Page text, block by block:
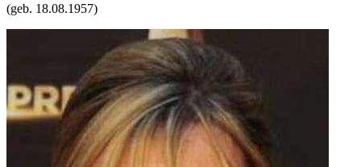
(geb. 18.08.1957)